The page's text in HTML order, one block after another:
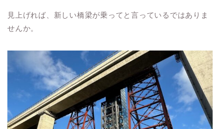
見上げれば、新しい橋梁が乗ってと言っているではありま
せんか。